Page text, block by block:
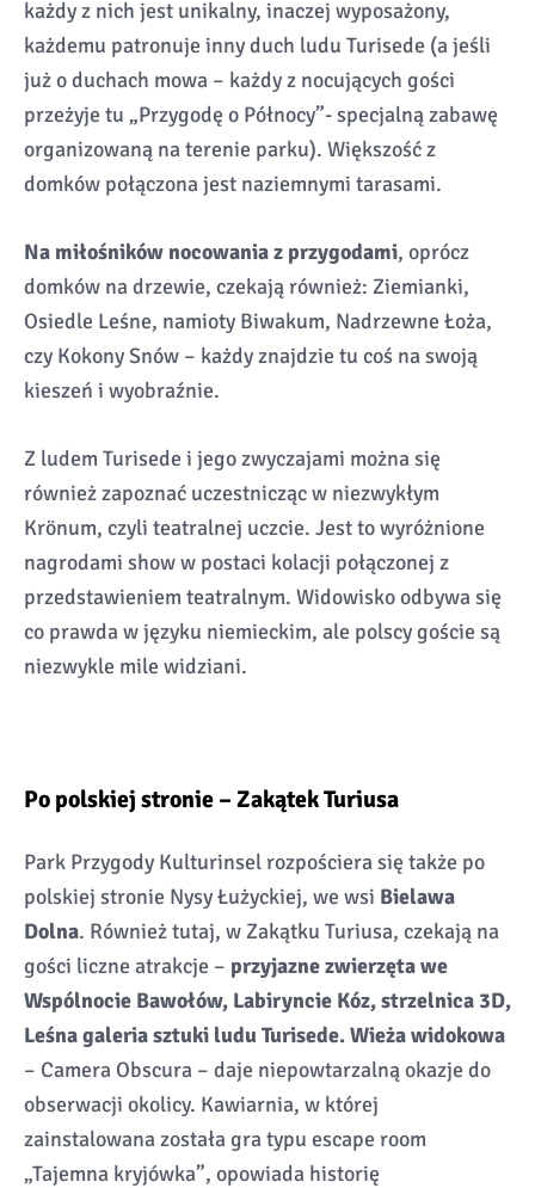
każdy z nich jest unikalny, inaczej wyposażony,
każdemu patronuje inny duch ludu Turisede (a jeśli
już o duchach mowa – każdy z nocujących gości
przeżyje tu „Przygodę o Północy”- specjalną zabawę
organizowaną na terenie parku). Większość z
domków połączona jest naziemnymi tarasami.
Na miłośników nocowania z przygodami, oprócz
domków na drzewie, czekają również: Ziemianki,
Osiedle Leśne, namioty Biwakum, Nadrzewne Łoża,
czy Kokony Snów – każdy znajdzie tu coś na swoją
kieszeń i wyobraźnie.
Z ludem Turisede i jego zwyczajami można się
również zapoznać uczestnicząc w niezwykłym
Krönum, czyli teatralnej uczcie. Jest to wyróżnione
nagrodami show w postaci kolacji połączonej z
przedstawieniem teatralnym. Widowisko odbywa się
co prawda w języku niemieckim, ale polscy goście są
niezwykle mile widziani.
Po polskiej stronie – Zakątek Turiusa
Park Przygody Kulturinsel rozpościera się także po
polskiej stronie Nysy Łużyckiej, we wsi Bielawa
Dolna. Również tutaj, w Zakątku Turiusa, czekają na
gości liczne atrakcje – przyjazne zwierzęta we
Wspólnocie Bawołów, Labiryncie Kóz, strzelnica 3D,
Leśna galeria sztuki ludu Turisede. Wieża widokowa
– Camera Obscura – daje niepowtarzalną okazje do
obserwacji okolicy. Kawiarnia, w której
zainstalowana została gra typu escape room
„Tajemna kryjówka”, opowiada historię